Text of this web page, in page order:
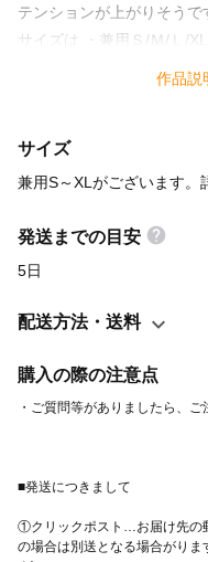
テンションが上がりそう
サイズは ・兼用Ｓ/Ｍ/Ｌ/XL
22） XL（77、58、54、24
クジェット 洗濯機をご利
作品説
サイズ
兼用S～XLがございます。
発送までの目安
5日
配送方法・送料
購入の際の注意点
①クリックポスト…お届け先の
の場合は別送となる場合がり